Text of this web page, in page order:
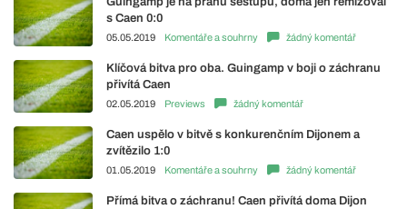
s Caen 0:0
05.05.2019 Komentáře a souhrny žádný komentář
Klíčová bitva pro oba. Guingamp v boji o záchranu
přivítá Caen
02.05.2019 Previews žádný komentář
Caen uspělo v bitvě s konkurenčním Dijonem a
zvítězilo 1:0
01.05.2019 Komentáře a souhrny žádný komentář
Přímá bitva o záchranu! Caen přivítá doma Dijon